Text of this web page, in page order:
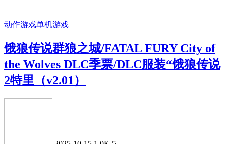
动作游戏单机游戏
饿狼传说群狼之城/FATAL FURY City of
the Wolves DLC季票/DLC服装“饿狼传说
2特里（v2.01）